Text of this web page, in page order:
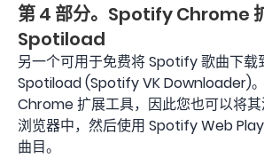
第 4 部分。Spotify Chrome
Spotiload
另一个可用于免费将 Spotify 歌曲下载
Spotiload (Spotify VK Downloader)
Chrome 扩展工具，因此您也可以将
浏览器中，然后使用 Spotify Web
曲目。